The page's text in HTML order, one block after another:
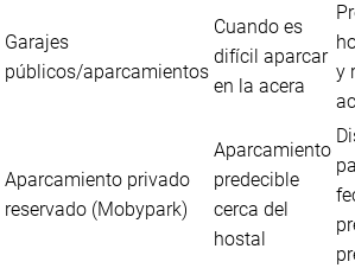
Garajes
públicos/aparcamientos
Cuando es
difícil aparcar
en la acera
y
Aparcamiento privado
reservado (Mobypark)
Aparcamiento
predecible
cerca del
hostal